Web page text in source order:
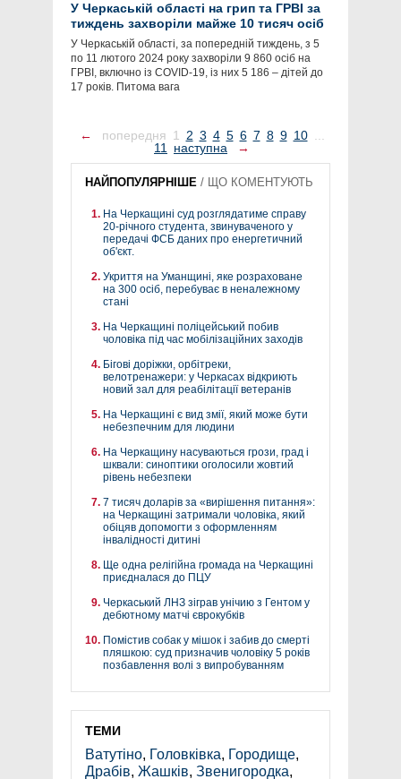
У Черкаській області на грип та ГРВІ за
тиждень захворіли майже 10 тисяч осіб
У Черкаській області, за попередній тиждень, з 5
по 11 лютого 2024 року захворіли 9 860 осіб на
ГРВІ, включно із COVID-19, із них 5 186 – дітей до
17 років. Питома вага
← попередня 1 2 3 4 5 6 7 8 9 10 ...
11 наступна →
НАЙПОПУЛЯРНІШЕ / ЩО КОМЕНТУЮТЬ
На Черкащині суд розглядатиме справу
20-річного студента, звинуваченого у
передачі ФСБ даних про енергетичний
об'єкт.
Укриття на Уманщині, яке розраховане
на 300 осіб, перебуває в неналежному
стані
На Черкащині поліцейський побив
чоловіка під час мобілізаційних заходів
Бігові доріжки, орбітреки,
велотренажери: у Черкасах відкриють
новий зал для реабілітації ветеранів
На Черкащині є вид змії, який може бути
небезпечним для людини
На Черкащину насуваються грози, град і
шквали: синоптики оголосили жовтий
рівень небезпеки
7 тисяч доларів за «вирішення питання»:
на Черкащині затримали чоловіка, який
обіцяв допомогти з оформленням
інвалідності дитині
Ще одна релігійна громада на Черкащині
приєдналася до ПЦУ
Черкаський ЛНЗ зіграв унічию з Гентом у
дебютному матчі єврокубків
Помістив собак у мішок і забив до смерті
пляшкою: суд призначив чоловіку 5 років
позбавлення волі з випробуванням
ТЕМИ
Ватутіно, Головківка, Городище,
Драбів, Жашків, Звенигородка,